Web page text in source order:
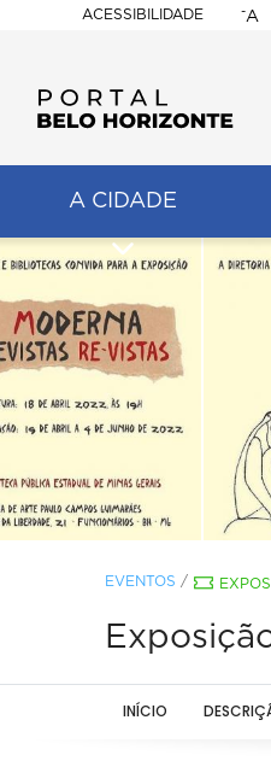
ACESSIBILIDADE
BELO
-A
A CIDADE
EVENTOS /
INÍCIO